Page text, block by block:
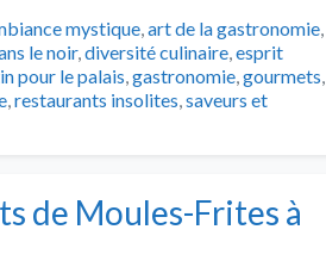
mystique,art de la gastronomie,
le noir,diversité culinaire,esprit
pour le palais,gastronomie,gourmets,
,restaurants insolites,saveurs et
de Moules-Frites à